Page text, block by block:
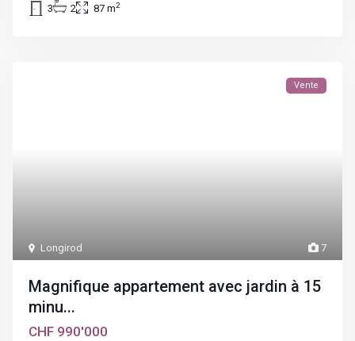
3 2 87 m2
7
Longirod
Vente
Magnifique appartement avec jardin à 15
minu...
CHF 990'000